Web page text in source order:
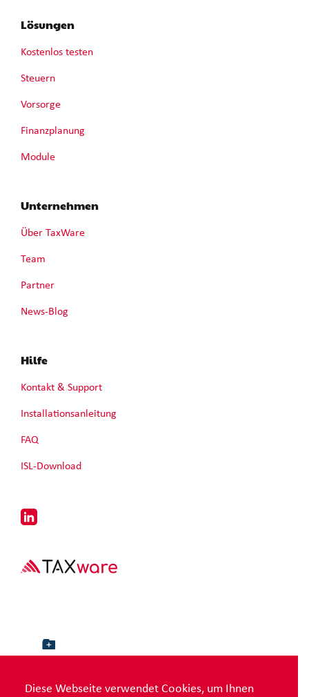
Diese Webseite verwendet Cookies, um Ihnen
Lösungen
Kostenlos testen
Steuern
Vorsorge
Finanzplanung
Module
Unternehmen
Über TaxWare
Team
Partner
News-Blog
Hilfe
Kontakt & Support
Installationsanleitung
FAQ
ISL-Download